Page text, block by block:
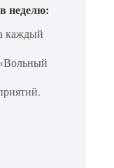
неделю:
каждый